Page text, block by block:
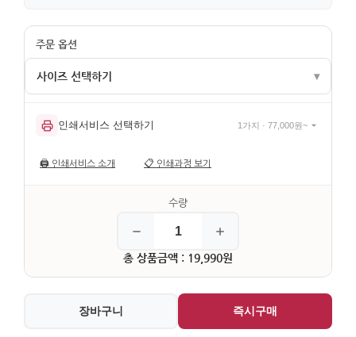
사이즈 선택하기 ▾
인쇄서비스 선택하기 1가지 · 77,000원~
🖨️ 인쇄서비스 소개 📋 인쇄과정 보기
총 상품금액 : 19,990원
장바구니 즉시구매